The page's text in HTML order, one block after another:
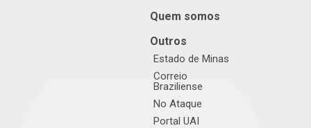
Quem somos
Outros
Estado de Minas
Correio
Braziliense
No Ataque
Portal UAI